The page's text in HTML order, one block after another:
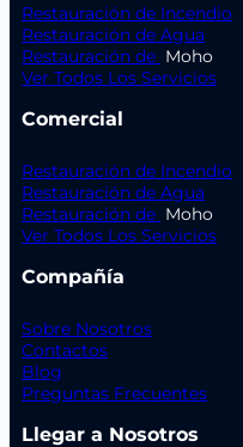
Restauración de Incendio
Restauración de Agua
Restauración de Moho
Ver Todos Los Servicios
Comercial
Restauración de Incendio
Restauración de Agua
Restauración de Moho
Ver Todos Los Servicios
Compañía
Sobre Nosotros
Contactos
Blog
Preguntas Frecuentes
Llegar a Nosotros